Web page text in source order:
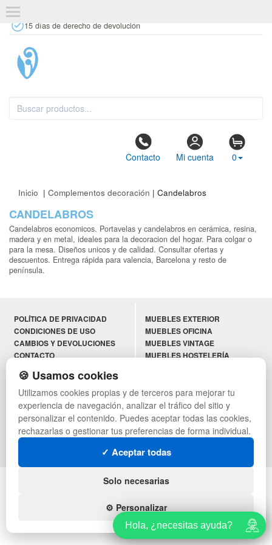
15 días de derecho de devolución
Contacto Mi cuenta 0
Inicio | Complementos decoración | Candelabros
CANDELABROS
Candelabros economicos. Portavelas y candelabros en cerámica, resina,
madera y en metal, ideales para la decoracion del hogar. Para colgar o
para la mesa. Diseños unicos y de calidad. Consultar ofertas y
descuentos. Entrega rápida para valencia, Barcelona y resto de
península.
POLÍTICA DE PRIVACIDAD
CONDICIONES DE USO
CAMBIOS Y DEVOLUCIONES
CONTACTO
MAPA WEB
PREGUNTAS FRECUENTES
INGRESA A TU CUENTA
SÍGUENOS:
MUEBLES EXTERIOR
MUEBLES OFICINA
MUEBLES VINTAGE
MUEBLES HOSTELERÍA
MUEBLES CON PALETS
LOTES DE NAVIDAD
GESTIÓN DE RESIDUOS
© regalosdecor.com - Todos los derechos reservados
Hola, ¿necesitas ayuda?
🍪 Usamos cookies
Utilizamos cookies propias y de terceros para mejorar tu
experiencia de navegación, analizar el tráfico del sitio y
personalizar el contenido. Puedes aceptar todas las cookies,
rechazarlas o gestionar tus preferencias de forma individual.
✓ Aceptar todas
Solo necesarias
⚙️ Personalizar
Hola, ¿necesitas ayuda?